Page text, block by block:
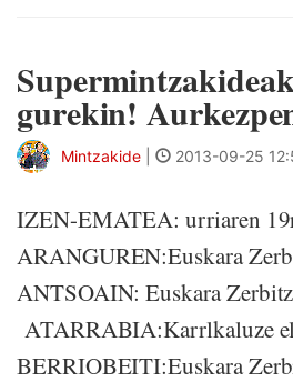
gurekin!
Mintzakide 2013-09-25
IZEN-EMATEA: urriaren
ARANGUREN:Euskara
ANTSOAIN: Euskara
ATARRABIA:Karrlkaluze
BERRIOBEITI:Euskara